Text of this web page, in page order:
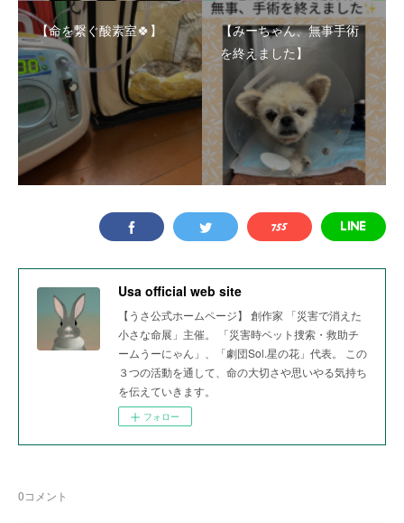
【命を繋ぐ酸素室🍀】
【みーちゃん、無事手術
を終えました】
Usa official web site
【うさ公式ホームページ】 創作家 「災害で消えた
小さな命展」主催。 「災害時ペット捜索・救助チ
ームうーにゃん」、「劇団Sol.星の花」代表。 この
３つの活動を通して、命の大切さや思いやる気持ち
を伝えていきます。
フォロー
0コメント